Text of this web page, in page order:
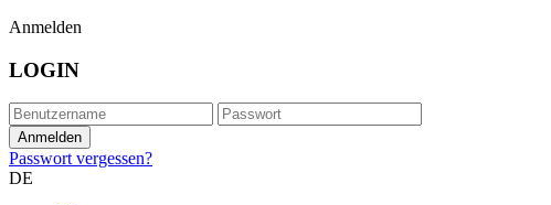
Anmelden
LOGIN
Passwort vergessen?
DE